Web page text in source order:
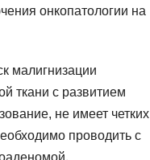
онкопатологии на
малигнизации
ткани с развитием
не имеет четких
проводить с